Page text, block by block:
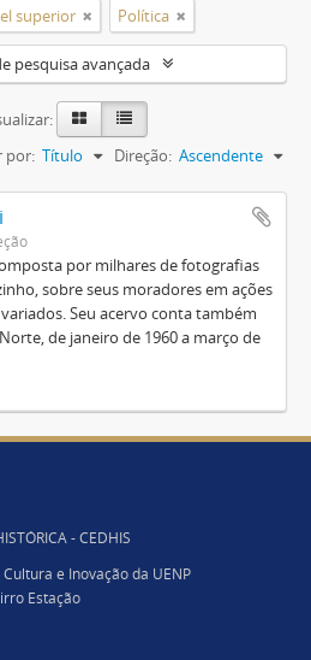
superior Política
pesquisa avançada
por: Título Direção: Ascendente
por milhares de fotografias
sobre seus moradores em ações
Seu acervo conta também
de janeiro de 1960 a março de
- CEDHIS
e Inovação da UENP
Estação